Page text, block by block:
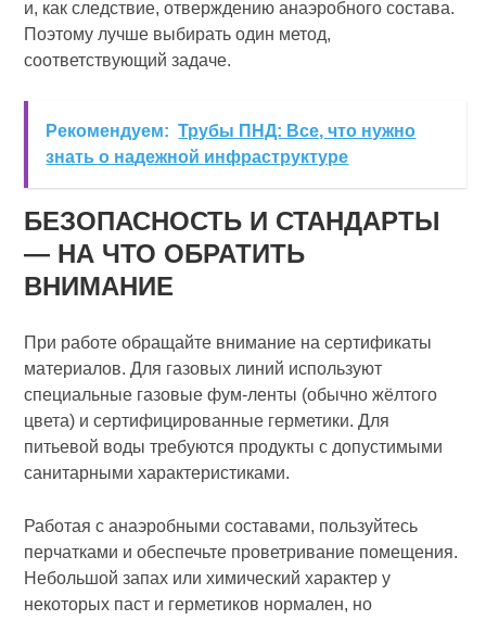
и, как следствие, отверждению анаэробного состава.
Поэтому лучше выбирать один метод,
соответствующий задаче.
Рекомендуем: Трубы ПНД: Все, что нужно
знать о надежной инфраструктуре
БЕЗОПАСНОСТЬ И СТАНДАРТЫ
— НА ЧТО ОБРАТИТЬ
ВНИМАНИЕ
При работе обращайте внимание на сертификаты
материалов. Для газовых линий используют
специальные газовые фум‑ленты (обычно жёлтого
цвета) и сертифицированные герметики. Для
питьевой воды требуются продукты с допустимыми
санитарными характеристиками.
Работая с анаэробными составами, пользуйтесь
перчатками и обеспечьте проветривание помещения.
Небольшой запах или химический характер у
некоторых паст и герметиков нормален, но